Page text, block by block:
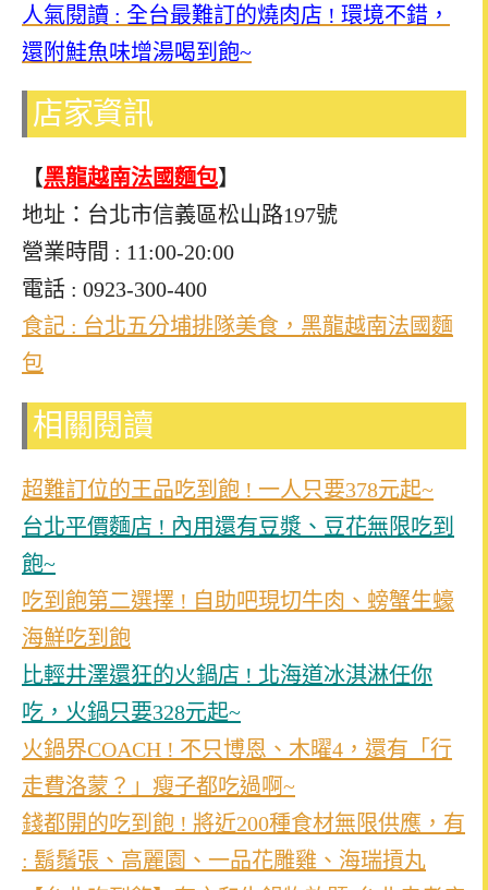
人氣閱讀 : 全台最難訂的燒肉店 ! 環境不錯，
還附鮭魚味增湯喝到飽~
店家資訊
【黑龍越南法國麵包】
地址：台北市信義區松山路197號
營業時間 : 11:00-20:00
電話 : 0923-300-400
食記 : 台北五分埔排隊美食，黑龍越南法國麵
包
相關閱讀
超難訂位的王品吃到飽 ! 一人只要378元起~
台北平價麵店 ! 內用還有豆漿、豆花無限吃到
飽~
吃到飽第二選擇 ! 自助吧現切牛肉、螃蟹生蠔
海鮮吃到飽
比輕井澤還狂的火鍋店 ! 北海道冰淇淋任你
吃，火鍋只要328元起~
火鍋界COACH ! 不只博恩、木曜4，還有「行
走費洛蒙？」瘦子都吃過啊~
錢都開的吃到飽 ! 將近200種食材無限供應，有
: 鬍鬚張、高麗園、一品花雕雞、海瑞摃丸